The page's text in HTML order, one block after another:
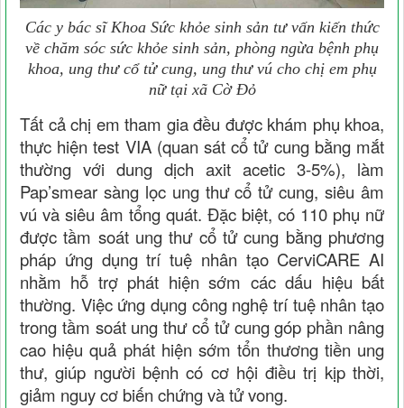
Các y bác sĩ Khoa Sức khỏe sinh sản tư vấn kiến thức
về chăm sóc sức khỏe sinh sản, phòng ngừa bệnh phụ
khoa, ung thư cổ tử cung, ung thư vú cho chị em phụ
nữ tại xã Cờ Đỏ
Tất cả chị em tham gia đều được khám phụ khoa,
thực hiện test VIA (quan sát cổ tử cung bằng mắt
thường với dung dịch axit acetic 3-5%), làm
Pap’smear sàng lọc ung thư cổ tử cung, siêu âm
vú và siêu âm tổng quát. Đặc biệt, có 110 phụ nữ
được tầm soát ung thư cổ tử cung bằng phương
pháp ứng dụng trí tuệ nhân tạo CerviCARE AI
nhằm hỗ trợ phát hiện sớm các dấu hiệu bất
thường. Việc ứng dụng công nghệ trí tuệ nhân tạo
trong tầm soát ung thư cổ tử cung góp phần nâng
cao hiệu quả phát hiện sớm tổn thương tiền ung
thư, giúp người bệnh có cơ hội điều trị kịp thời,
giảm nguy cơ biến chứng và tử vong.